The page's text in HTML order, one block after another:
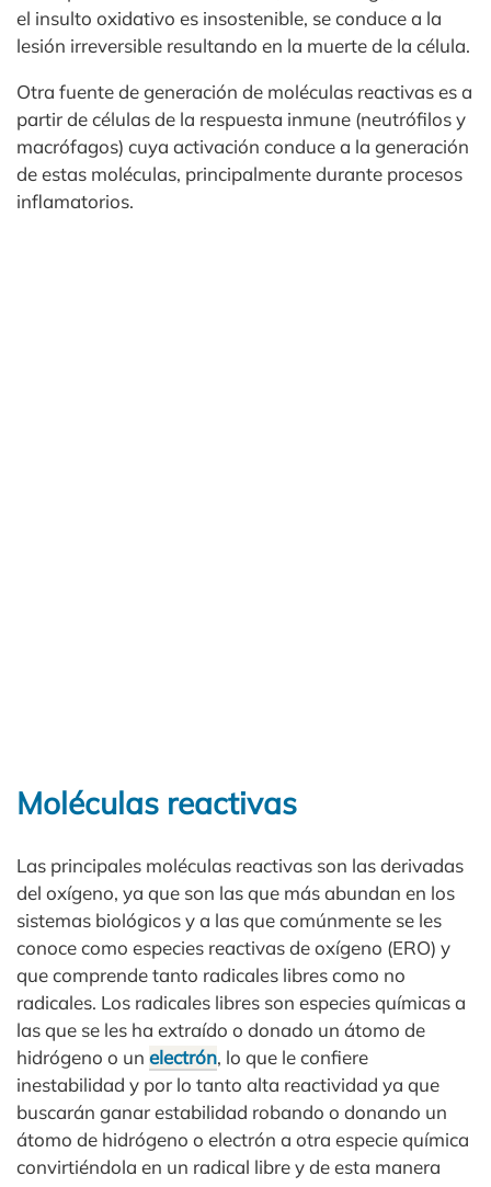
el insulto oxidativo es insostenible, se conduce a la
lesión irreversible resultando en la muerte de la célula.
Otra fuente de generación de moléculas reactivas es a
partir de células de la respuesta inmune (neutrófilos y
macrófagos) cuya activación conduce a la generación
de estas moléculas, principalmente durante procesos
inflamatorios.
Moléculas reactivas
Las principales moléculas reactivas son las derivadas
del oxígeno, ya que son las que más abundan en los
sistemas biológicos y a las que comúnmente se les
conoce como especies reactivas de oxígeno (ERO) y
que comprende tanto radicales libres como no
radicales. Los radicales libres son especies químicas a
las que se les ha extraído o donado un átomo de
hidrógeno o un electrón, lo que le confiere
inestabilidad y por lo tanto alta reactividad ya que
buscarán ganar estabilidad robando o donando un
átomo de hidrógeno o electrón a otra especie química
convirtiéndola en un radical libre y de esta manera